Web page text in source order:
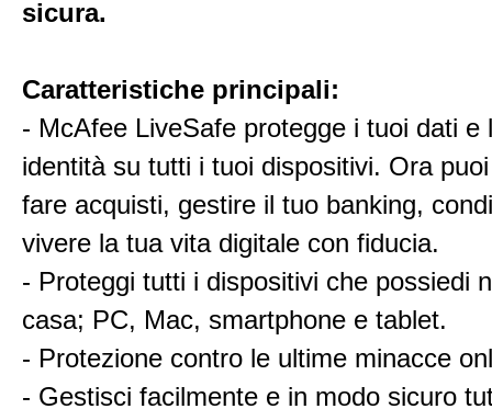
sicura.
Caratteristiche principali:
- McAfee LiveSafe protegge i tuoi dati e
identità su tutti i tuoi dispositivi. Ora
fare acquisti, gestire il tuo banking,
vivere la tua vita digitale con fiducia.
- Proteggi tutti i dispositivi che possiedi
casa; PC, Mac, smartphone e tablet.
- Protezione contro le ultime minacce
- Gestisci facilmente e in modo sicuro